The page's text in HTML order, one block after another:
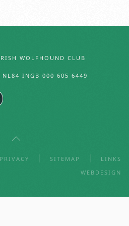
WOLFHOUND CLUB
INGB 000 605 6449
PRIVACY SITEMAP
LINKS
WEBDESIGN